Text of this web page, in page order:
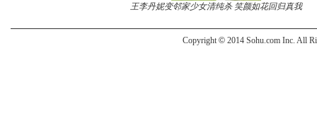
王李丹妮变邻家少女清纯杀 笑颜如花回归真我
Copyright © 2014 Sohu.com Inc. All